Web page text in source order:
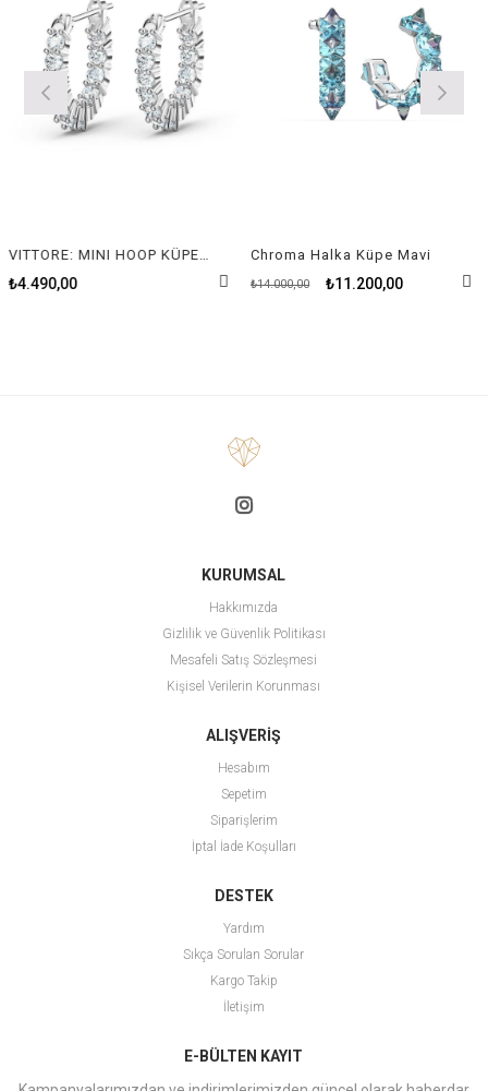
VITTORE: MINI HOOP KÜPE, BEYAZ, RODYUM KAPLAMA
₺4.490,00
Chroma Halka Küpe Mavi
₺11.200,00
₺14.000,00
KURUMSAL
Hakkımızda
Gizlilik ve Güvenlik Politikası
Mesafeli Satış Sözleşmesi
Kişisel Verilerin Korunması
ALIŞVERİŞ
Hesabım
Sepetim
Siparişlerim
İptal İade Koşulları
DESTEK
Yardım
Sıkça Sorulan Sorular
Kargo Takip
İletişim
E-BÜLTEN KAYIT